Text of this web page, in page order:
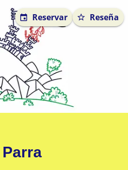
Reservar Reseña